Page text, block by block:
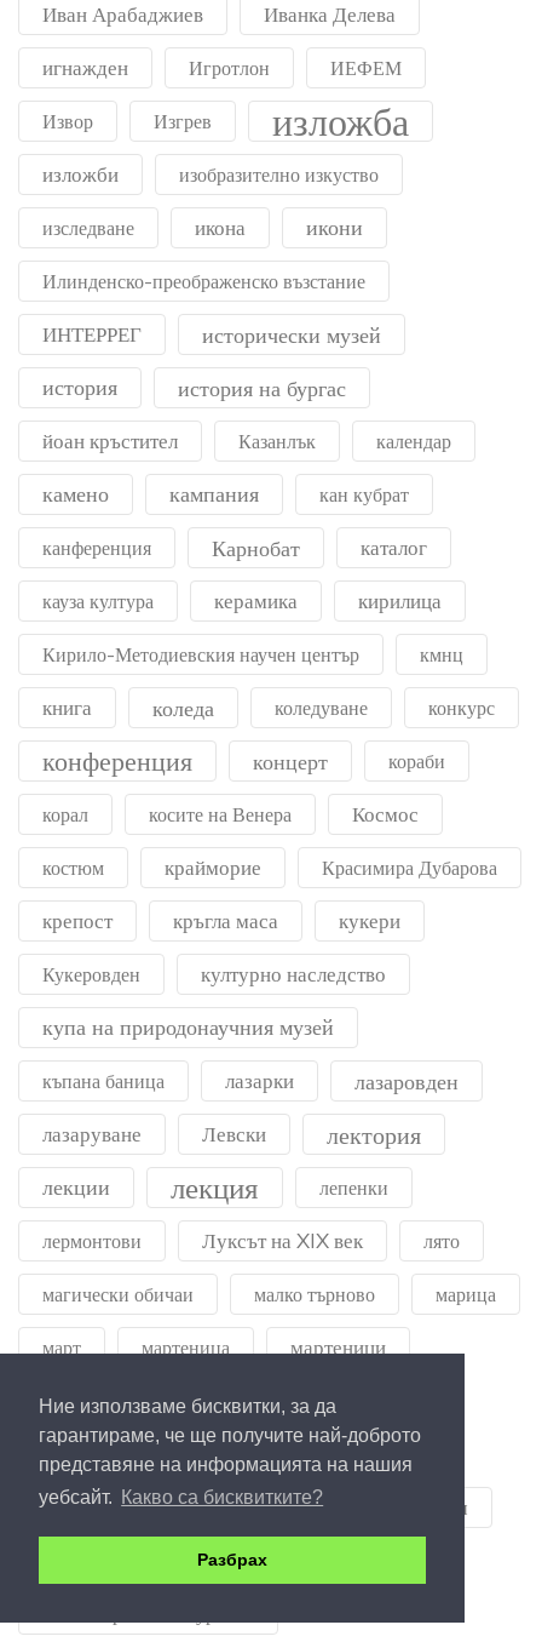
Ние използваме бисквитки, за да
гарантираме, че ще получите най-доброто
представяне на информацията на нашия
уебсайт.
Какво са бисквитките?
Разбрах
Иван Арабаджиев Иванка Делева
игнажден Игротлон ИЕФЕМ
Извор Изгрев изложба
изложби изобразително изкуство
изследване икона икони
Илинденско-преображенско възстание
ИНТЕРРЕГ исторически музей
история история на бургас
йоан кръстител Казанлък календар
камено кампания кан кубрат
канференция Карнобат каталог
кауза култура керамика кирилица
Кирило-Методиевския научен център кмнц
книга коледа коледуване конкурс
конференция концерт кораби
корал косите на Венера Космос
костюм крайморие Красимира Дубарова
крепост кръгла маса кукери
Кукеровден културно наследство
купа на природонаучния музей
къпана баница лазарки лазаровден
лазаруване Левски лектория
лекции лекция лепенки
лермонтови Луксът на XIX век лято
магически обичаи малко търново марица
март мартеница мартеници
маслен нос Матей Преображенски
Международен ден на Черно море
Месни Заговезни миграция минерали
Министерство на културата